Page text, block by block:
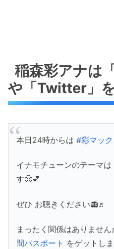
稲森彩アナは
や「Twitter」
本日24時からは #彩マック
イナモチューンのテーマ
す🥺💕
ぜひ お聴きください📻♬
まったく関係はありませ
間パスポート をゲットし